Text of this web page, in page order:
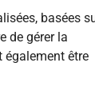
basées
de gérer la
être